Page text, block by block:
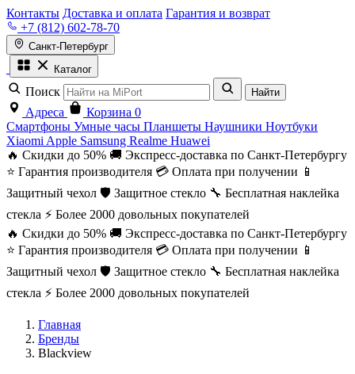
Контакты Доставка и оплата Гарантия и возврат
+7 (812) 602-78-70
Санкт-Петербург
Каталог
Поиск Найти
Адреса Корзина 0
Смартфоны Умные часы Планшеты Наушники Ноутбуки
Xiaomi Apple Samsung Realme Huawei
🔥 Скидки до 50% 🚚 Экспресс-доставка по Санкт-Петербургу
⭐ Гарантия производителя 💳 Оплата при получении 📱
Защитный чехол 🛡️ Защитное стекло 🔧 Бесплатная наклейка
стекла ⚡ Более 2000 довольных покупателей
🔥 Скидки до 50% 🚚 Экспресс-доставка по Санкт-Петербургу
⭐ Гарантия производителя 💳 Оплата при получении 📱
Защитный чехол 🛡️ Защитное стекло 🔧 Бесплатная наклейка
стекла ⚡ Более 2000 довольных покупателей
Главная
Бренды
Blackview